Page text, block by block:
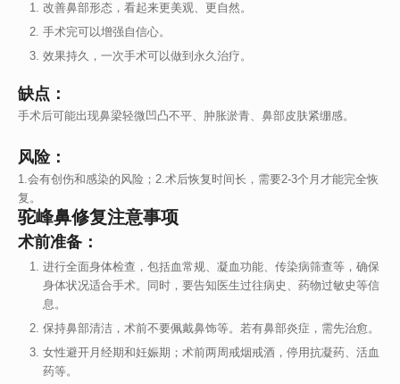
改善鼻部形态，看起来更美观、更自然。
手术完可以增强自信心。
效果持久，一次手术可以做到永久治疗。
缺点：
手术后可能出现鼻梁轻微凹凸不平、肿胀淤青、鼻部皮肤紧绷感。
风险：
1.会有创伤和感染的风险；2.术后恢复时间长，需要2-3个月才能完全恢
复。
驼峰鼻修复注意事项
术前准备：
进行全面身体检查，包括血常规、凝血功能、传染病筛查等，确保
身体状况适合手术。同时，要告知医生过往病史、药物过敏史等信
息。
保持鼻部清洁，术前不要佩戴鼻饰等。若有鼻部炎症，需先治愈。
女性避开月经期和妊娠期；术前两周戒烟戒酒，停用抗凝药、活血
药等。